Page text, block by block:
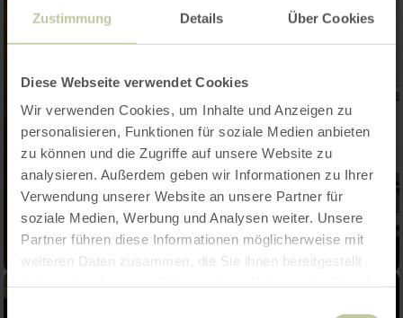
Zustimmung Details Über Cookies
Diese Webseite verwendet Cookies
Wir verwenden Cookies, um Inhalte und Anzeigen zu
personalisieren, Funktionen für soziale Medien anbieten
zu können und die Zugriffe auf unsere Website zu
analysieren. Außerdem geben wir Informationen zu Ihrer
Verwendung unserer Website an unsere Partner für
soziale Medien, Werbung und Analysen weiter. Unsere
Partner führen diese Informationen möglicherweise mit
weiteren Daten zusammen, die Sie ihnen bereitgestellt